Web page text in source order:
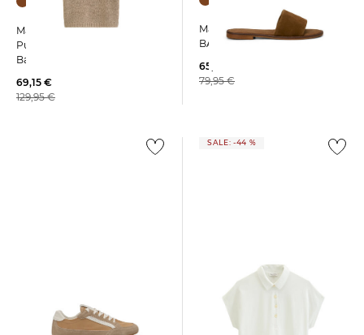
Marc O'Polo | Damen
Pullover aus
Baumwollmischung
69,15 €
129,95 €
Marc O'Polo | Damen Slides
BABETTE aus Veloursleder
65,55 €
79,95 €
SALE: -44 %